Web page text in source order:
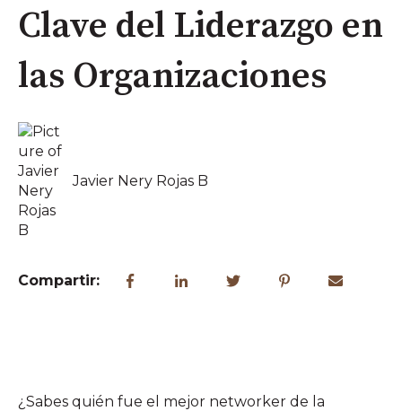
Clave del Liderazgo en
las Organizaciones
Javier Nery Rojas B
Compartir:
¿Sabes quién fue el mejor networker de la